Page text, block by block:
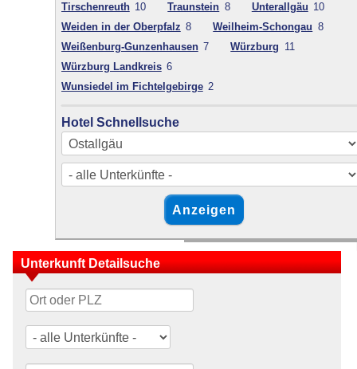
Tirschenreuth 10 Traunstein 8 Unterallgäu 10
Weiden in der Oberpfalz 8 Weilheim-Schongau 8
Weißenburg-Gunzenhausen 7 Würzburg 11
Würzburg Landkreis 6
Wunsiedel im Fichtelgebirge 2
Hotel Schnellsuche
Unterkunft Detailsuche